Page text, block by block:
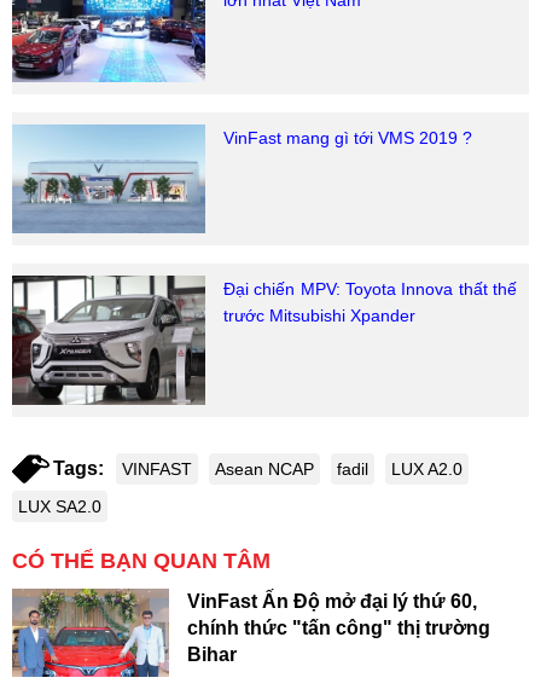
VinFast mang gì tới VMS 2019 ?
Đại chiến MPV: Toyota Innova thất thế
trước Mitsubishi Xpander
Tags: VINFAST Asean NCAP fadil
LUX A2.0
LUX SA2.0
CÓ THỂ BẠN QUAN TÂM
VinFast Ấn Độ mở đại lý thứ 60,
chính thức "tấn công" thị trường
Bihar